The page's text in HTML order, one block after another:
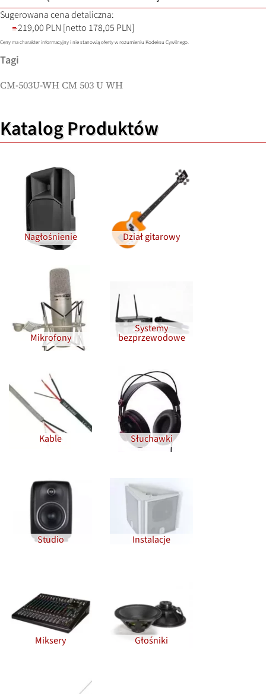
Sugerowana cena detaliczna:
219,00 PLN [netto 178,05 PLN]
Ceny ma charakter informacyjny i nie stanowią oferty w rozumieniu Kodeksu Cywilnego.
Tagi
CM-503U-WH CM 503 U WH
Katalog Produktów
Nagłośnienie Dział gitarowy
Mikrofony
Systemy
bezprzewodowe
Kable Słuchawki
Studio Instalacje
Miksery Głośniki